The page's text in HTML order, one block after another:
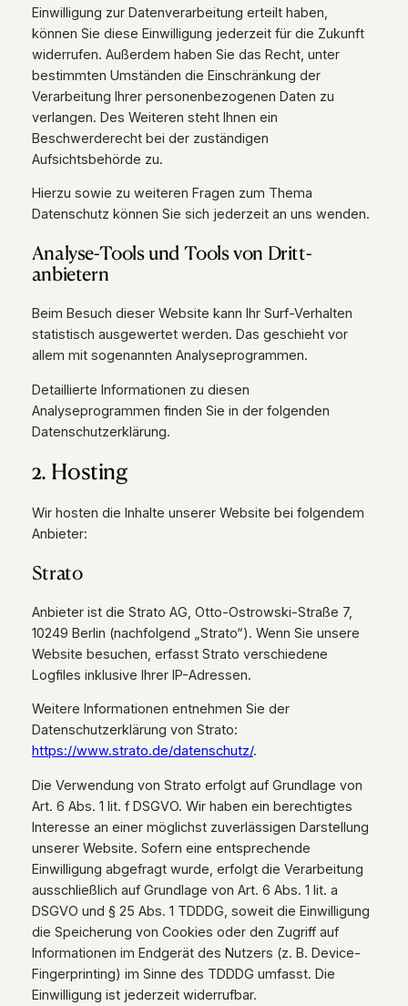
Einwilligung zur Datenverarbeitung erteilt haben,
können Sie diese Einwilligung jederzeit für die Zukunft
widerrufen. Außerdem haben Sie das Recht, unter
bestimmten Umständen die Einschränkung der
Verarbeitung Ihrer personenbezogenen Daten zu
verlangen. Des Weiteren steht Ihnen ein
Beschwerderecht bei der zuständigen
Aufsichtsbehörde zu.
Hierzu sowie zu weiteren Fragen zum Thema
Datenschutz können Sie sich jederzeit an uns wenden.
Analyse-Tools und Tools von Dritt­
anbietern
Beim Besuch dieser Website kann Ihr Surf-Verhalten
statistisch ausgewertet werden. Das geschieht vor
allem mit sogenannten Analyseprogrammen.
Detaillierte Informationen zu diesen
Analyseprogrammen finden Sie in der folgenden
Datenschutzerklärung.
2. Hosting
Wir hosten die Inhalte unserer Website bei folgendem
Anbieter:
Strato
Anbieter ist die Strato AG, Otto-Ostrowski-Straße 7,
10249 Berlin (nachfolgend „Strato“). Wenn Sie unsere
Website besuchen, erfasst Strato verschiedene
Logfiles inklusive Ihrer IP-Adressen.
Weitere Informationen entnehmen Sie der
Datenschutzerklärung von Strato:
https://www.strato.de/datenschutz/.
Die Verwendung von Strato erfolgt auf Grundlage von
Art. 6 Abs. 1 lit. f DSGVO. Wir haben ein berechtigtes
Interesse an einer möglichst zuverlässigen Darstellung
unserer Website. Sofern eine entsprechende
Einwilligung abgefragt wurde, erfolgt die Verarbeitung
ausschließlich auf Grundlage von Art. 6 Abs. 1 lit. a
DSGVO und § 25 Abs. 1 TDDDG, soweit die Einwilligung
die Speicherung von Cookies oder den Zugriff auf
Informationen im Endgerät des Nutzers (z. B. Device-
Fingerprinting) im Sinne des TDDDG umfasst. Die
Einwilligung ist jederzeit widerrufbar.